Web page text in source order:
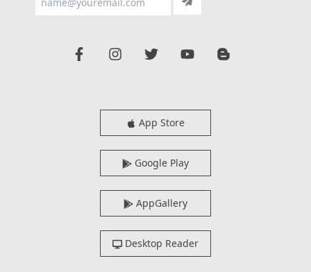
App Store
Google Play
AppGallery
Desktop Reader